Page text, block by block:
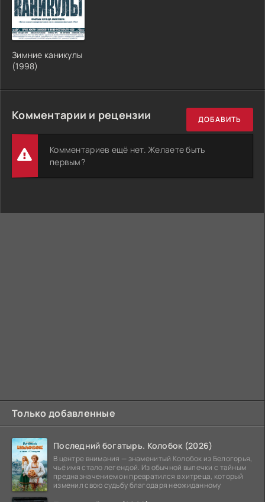
Зимние каникулы
(1998)
Комментарии и рецензии ДОБАВИТЬ
Комментариев ещё нет. Желаете быть
первым?
Только добавленные
Последний богатырь. Колобок (2026)
В центре внимания — знаменитый Колобок из Белогорья,
чьё имя стало легендой. Из обычной выпечки с тайным
предназначением он превратился в хитреца, который
изменил свою судьбу благодаря неожиданному